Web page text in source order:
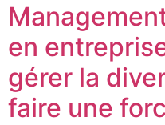
en
gérer la
faire une